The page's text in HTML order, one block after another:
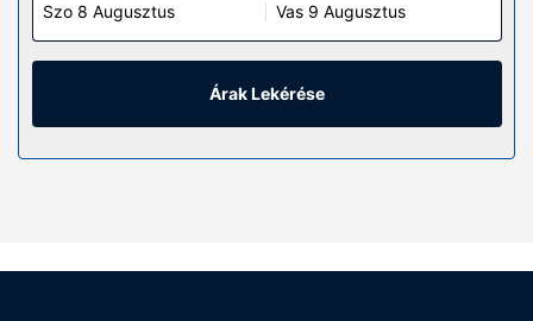
barátaival, családtagjaival, vagy éppen üzleti ügyeit
intézheti, hiszen a szobákban ingyenes vezeték nélküli
internet-hozzáférés is elérhető.
Az ingatlanhoz tartozó felszereltség
létesítményeket és szolgáltatásokat, mint például a(z)
Szo 8 Augusztus Vas 9 Augusztus
Árak Lekérése